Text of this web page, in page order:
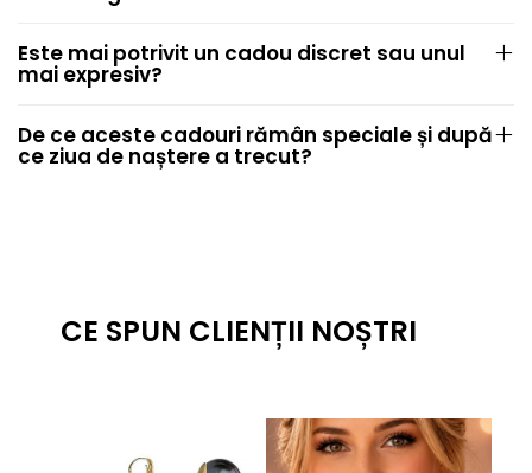
Este mai potrivit un cadou discret sau unul
mai expresiv?
De ce aceste cadouri rămân speciale și după
ce ziua de naștere a trecut?
CE SPUN CLIENȚII NOȘTRI